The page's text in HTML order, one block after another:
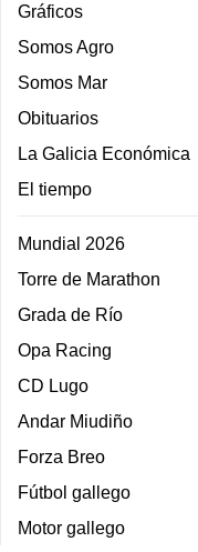
Gráficos
Somos Agro
Somos Mar
Obituarios
La Galicia Económica
El tiempo
Mundial 2026
Torre de Marathon
Grada de Río
Opa Racing
CD Lugo
Andar Miudiño
Forza Breo
Fútbol gallego
Motor gallego